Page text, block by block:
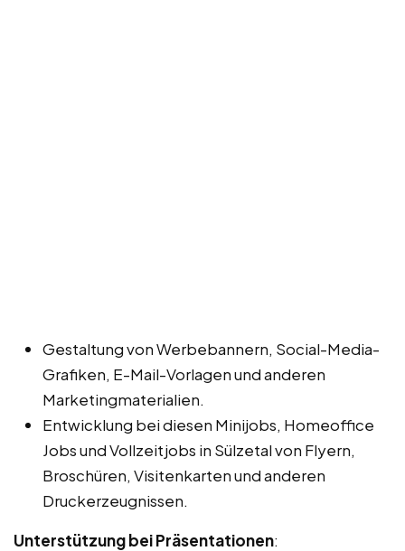
Gestaltung von Werbebannern, Social-Media-
Grafiken, E-Mail-Vorlagen und anderen
Marketingmaterialien.
Entwicklung bei diesen Minijobs, Homeoffice
Jobs und Vollzeitjobs in Sülzetal von Flyern,
Broschüren, Visitenkarten und anderen
Druckerzeugnissen.
Unterstützung bei Präsentationen: